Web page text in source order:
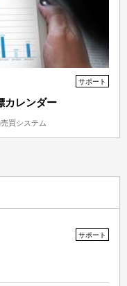
サポート
カレンダー
買システム
サポート